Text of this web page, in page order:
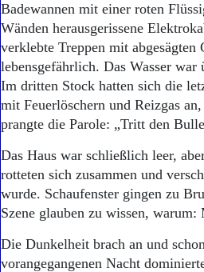
Badewannen mit einer roten
Wänden herausgerissene
verklebte Treppen mit abgesägten
lebensgefährlich. Das Wasser
Im dritten Stock hatten sich die
mit Feuerlöschern und Reizgas
prangte die Parole: „Tritt den
Das Haus war schließlich leer,
rotteten sich zusammen und
wurde. Schaufenster gingen zu
Szene glauben zu wissen,
Die Dunkelheit brach an und
vorangegangenen Nacht